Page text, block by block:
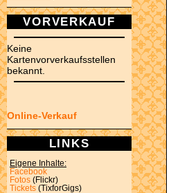
VORVERKAUF
Keine
Kartenvorverkaufsstellen
bekannt.
Online-Verkauf
LINKS
Eigene Inhalte:
Facebook
Fotos (Flickr)
Tickets (TixforGigs)